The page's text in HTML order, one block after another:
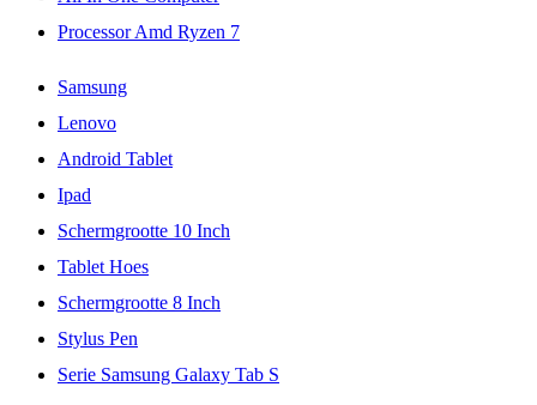
Processor Amd Ryzen 7
Samsung
Lenovo
Android Tablet
Ipad
Schermgrootte 10 Inch
Tablet Hoes
Schermgrootte 8 Inch
Stylus Pen
Serie Samsung Galaxy Tab S